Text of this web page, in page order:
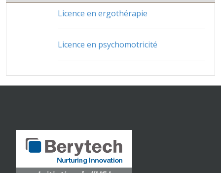
Licence en ergothérapie
Licence en psychomotricité